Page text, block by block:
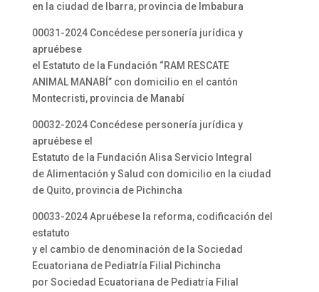
en la ciudad de Ibarra, provincia de Imbabura
00031-2024 Concédese personería jurídica y
apruébese
el Estatuto de la Fundación “RAM RESCATE
ANIMAL MANABÍ” con domicilio en el cantón
Montecristi, provincia de Manabí
00032-2024 Concédese personería jurídica y
apruébese el
Estatuto de la Fundación Alisa Servicio Integral
de Alimentación y Salud con domicilio en la ciudad
de Quito, provincia de Pichincha
00033-2024 Apruébese la reforma, codificación del
estatuto
y el cambio de denominación de la Sociedad
Ecuatoriana de Pediatría Filial Pichincha
por Sociedad Ecuatoriana de Pediatría Filial